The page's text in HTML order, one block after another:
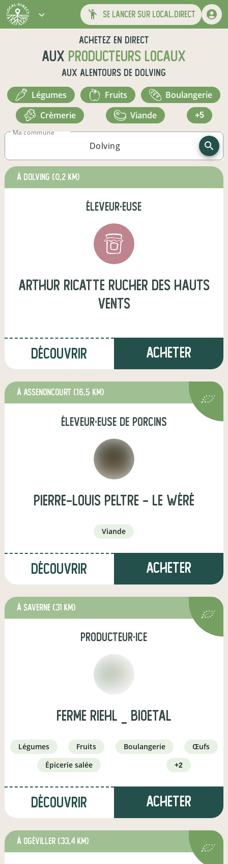
se lancer sur local.direct
Achetez en direct
aux producteurs locaux
aux alentours de Dolving
légumes fruits
boulangerie
crèmerie
viande +5
Ma commune
à Dolving (0,2 km)
éleveur·euse
arthur ricatte rucher des hauts
vents
Découvrir Acheter
à Assenoncourt (16,5 km)
éleveur·euse de porcins
Pierre-Louis Peltre - Le Wéré
viande
Découvrir Acheter
à Saverne (31 km)
producteur·ice
Ferme Riehl _ BioEtal
légumes fruits boulangerie
œufs
épicerie salée
+2
Découvrir Acheter
à Ogéviller (33,4 km)